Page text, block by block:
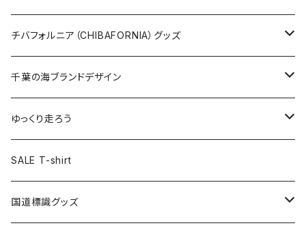
Tシャツ
キャップ
トートバッグ
ランチバッグ
エコバッグ
缶バッジ
キーホルダー
クリアファイル
ステッカー
缶バッジ
キーホルダー
クリアファイル
ステッカー大
缶バッジ32mm
缶バッジ54mm
エコバッグ
JAGUARさんコラボグッズ
Tシャツ
ステッカー
サコッシュ
ホテルキーホルダー
モーテルキーホルダー
ステッカー
缶バッジ
クリアファイル
マスク
エコバッグ
Tシャツ
キャップ
エコバッグ
ステッカー
モーテルキーホルダー
チバフォルニア（CHIBAFORNIA）グッズ
Tシャツ
キャップ
ステッカー
ホテルキーホルダー
千葉の海ブランドデザイン
Tシャツ
キャップ
ステッカー
ゆっくり走ろう
Tシャツ
ステッカー
SALE T-shirt
国道標識グッズ